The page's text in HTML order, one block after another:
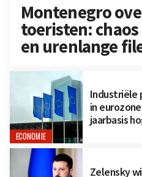
Montenegro
toeristen:
en urenlange
ECONOMIE
Industriële
in
jaarbasis
Zelensky